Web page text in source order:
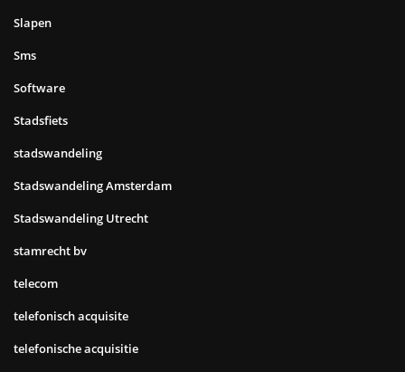
Slapen
Sms
Software
Stadsfiets
stadswandeling
Stadswandeling Amsterdam
Stadswandeling Utrecht
stamrecht bv
telecom
telefonisch acquisite
telefonische acquisitie